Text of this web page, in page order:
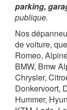
parking,
publique.
Nos
de voiture,
Romeo,
BMW, Bmw
Chrysler,
Donkervoort,
Hummer,